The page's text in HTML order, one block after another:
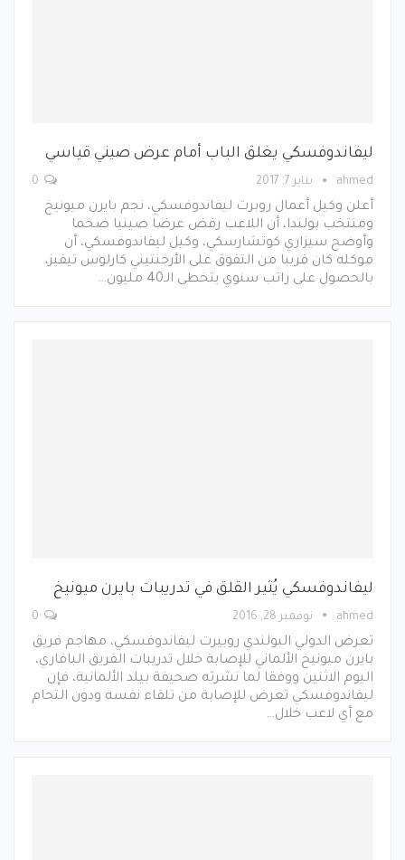
ليفاندوفسكي يغلق الباب أمام عرض صيني قياسي
ahmed يناير 7, 2017
أعلن وكيل أعمال روبرت ليفاندوفسكي، نجم بايرن ميونيخ
ومنتخب بولندا، أن اللاعب رفض عرضا صينيا ضخما
وأوضح سيزاري كوتشارسكي، وكيل ليفاندوفسكي، أن
موكله كان قريبا من التفوق على الأرجنتيني كارلوس تيفيز،
بالحصول على راتب سنوي يتخطى الـ40 مليون…
ليفاندوفسكي يُثير القلق في تدريبات بايرن ميونيخ
ahmed نوفمبر 28, 2016
تعرض الدولي البولندي روبيرت ليفاندوفسكي، مهاجم فريق
بايرن ميونيخ الألماني للإصابة خلال تدريبات الفريق البافاري،
اليوم الاثنين ووفقا لما نشرته صحيفة بيلد الألمانية، فإن
ليفاندوفسكي تعرض للإصابة من تلقاء نفسه ودون التحام
مع أي لاعب خلال…